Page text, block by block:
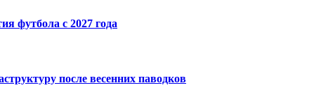
футбола с 2027 года
после весенних паводков